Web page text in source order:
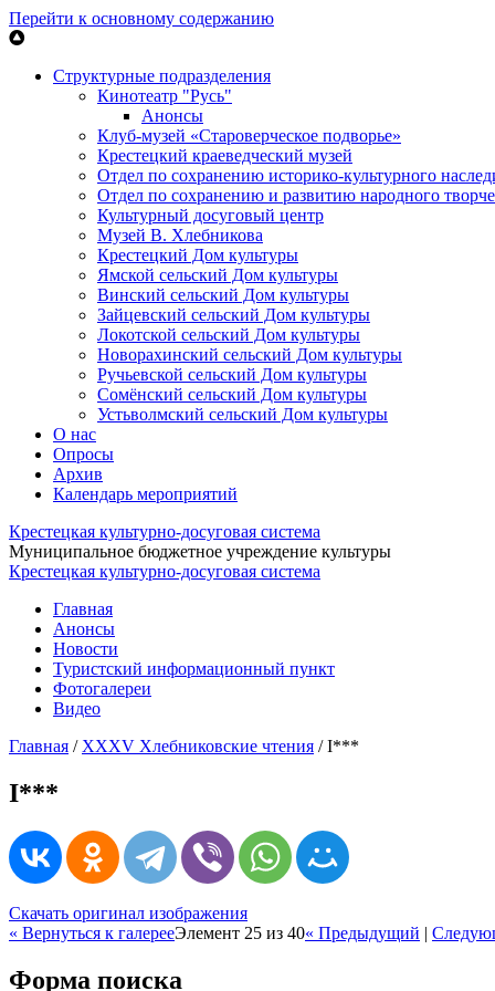
Перейти к основному содержанию
Структурные подразделения
Кинотеатр "Русь"
Анонсы
Клуб-музей «Староверческое подворье»
Крестецкий краеведческий музей
Отдел по сохранению историко-культурного
Отдел по сохранению и развитию народного
Культурный досуговый центр
Музей В. Хлебникова
Крестецкий Дом культуры
Ямской сельский Дом культуры
Винский сельский Дом культуры
Зайцевский сельский Дом культуры
Локотской сельский Дом культуры
Новорахинский сельский Дом культуры
Ручьевской сельский Дом культуры
Сомёнский сельский Дом культуры
Устьволмский сельский Дом культуры
О нас
Опросы
Архив
Календарь мероприятий
Крестецкая культурно-досуговая система
Муниципальное бюджетное учреждение культуры
Крестецкая культурно-досуговая система
Главная
Анонсы
Новости
Туристский информационный пункт
Фотогалереи
Видео
Главная / ХХХV Хлебниковские чтения /I***
I***
Скачать оригинал изображения
« Вернуться к галерееЭлемент 25 из 40« Предыдущий |
Форма поиска